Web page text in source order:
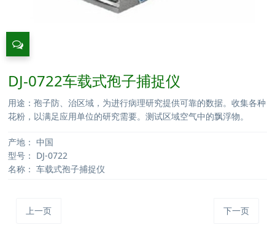
DJ-0722车载式孢子捕捉仪
用途：孢子防、治区域，为进行病理研究提供可靠的数据。收集各种
花粉，以满足应用单位的研究需要。测试区域空气中的飘浮物。
产地： 中国
型号： DJ-0722
名称： 车载式孢子捕捉仪
上一页 下一页